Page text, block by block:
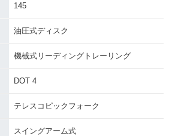
145
油圧式ディスク
機械式リーディングトレーリング
DOT 4
テレスコピックフォーク
スイングアーム式